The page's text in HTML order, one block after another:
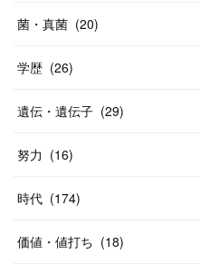
菌・真菌 (20)
学歴 (26)
遺伝・遺伝子 (29)
努力 (16)
時代 (174)
価値・値打ち (18)